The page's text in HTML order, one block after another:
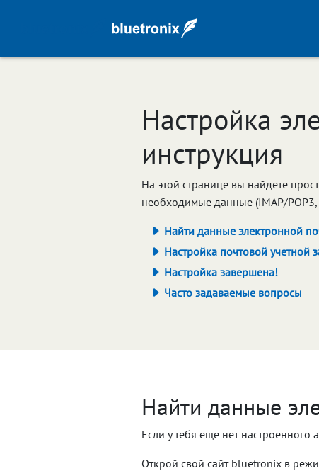
Настройка
инструкция
На этой странице вы найдете
необходимые данные (IMAP/POP3,
Найти данные электронной
Настройка почтовой учетной
Настройка завершена!
Часто задаваемые вопросы
Найти данные
Если у тебя ещё нет
Открой свой сайт bluetronix в